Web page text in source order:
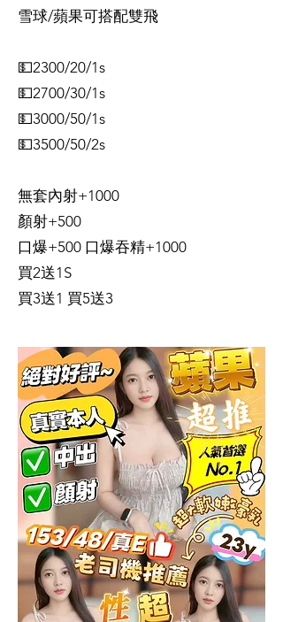
​雪球/蘋果可搭配雙飛
💵2300/20/1s
💵2700/30/1s
💵3000/50/1s
💵3500/50/2s
無套內射+1000
顏射+500
口爆+500 口爆吞精+1000
買2送1S
買3送1 買5送3